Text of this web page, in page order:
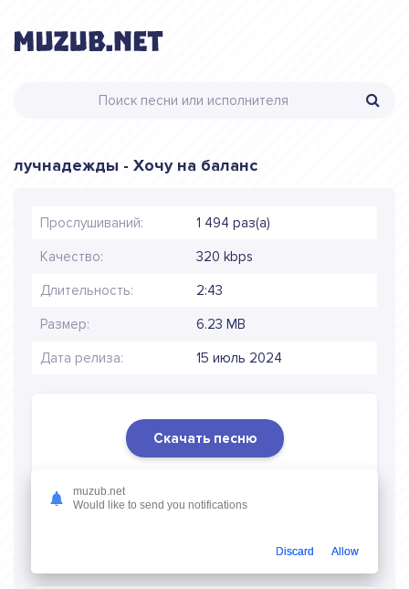
лучнадежды - Хочу на баланс
Прослушиваний: 1 494 раз(а)
Качество: 320 kbps
Длительность: 2:43
Размер: 6.23 MB
Дата релиза: 15 июль 2024
Скачать песню
(длина: 2:43, качество: 320 кбитс) бесплатно или слушать
музыку в режиме онлайн
muzub.net
Would like to send you notifications
Discard Allow